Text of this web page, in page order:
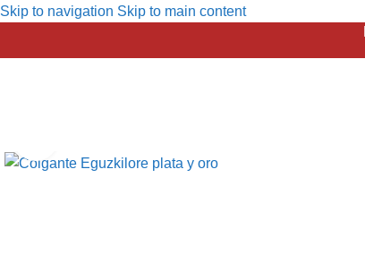
Skip to navigation Skip to main content